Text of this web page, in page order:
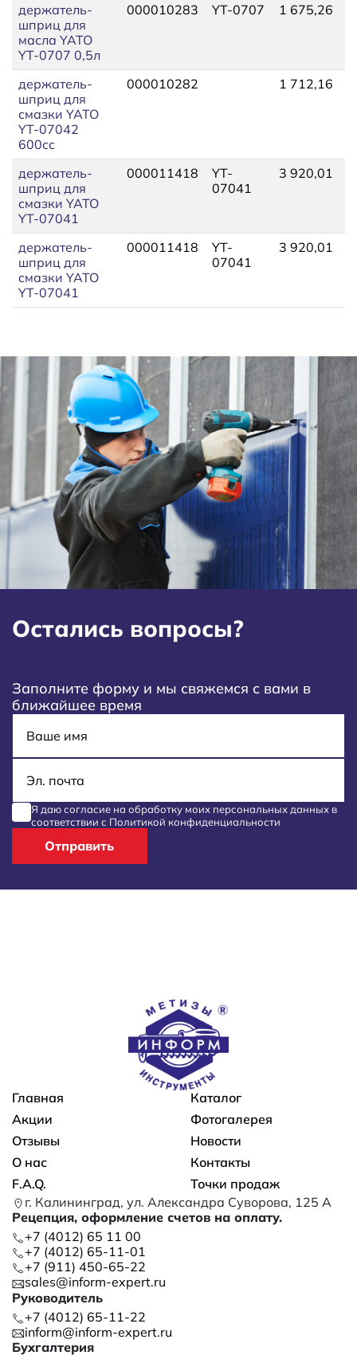
держатель-
шприц для
масла YATO
YT-0707 0,5л
000010283 YT-0707 1 675,26
держатель-
шприц для
смазки YATO
YT-07042
600сс
000010282 1 712,16
держатель-
шприц для
смазки YATO
YT-07041
000011418
YT-
07041
3 920,01
держатель-
шприц для
смазки YATO
YT-07041
000011418
YT-
07041
3 920,01
Остались вопросы?
Заполните форму и мы свяжемся с вами в
ближайшее время
Я даю согласие на обработку моих персональных данных в
соответствии с Политикой конфиденциальности
Отправить
Основная навигация
Главная
Каталог
Акции
Фотогалерея
Отзывы
Новости
О нас
Контакты
F.A.Q.
Точки продаж
г. Калининград, ул. Александра Суворова, 125 А
Рецепция, оформление счетов на оплату.
+7 (4012) 65 11 00
+7 (4012) 65-11-01
+7 (911) 450-65-22
sales@inform-expert.ru
Руководитель
+7 (4012) 65-11-22
inform@inform-expert.ru
Бухгалтерия